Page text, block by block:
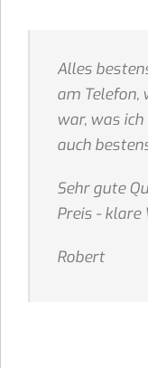
Alles
am Telefon,
war, was
auch
Sehr gute
Preis -
Robert